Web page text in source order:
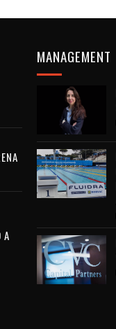
A
MANAGEMENT